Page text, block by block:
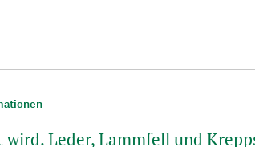
wird. Leder, Lammfell und